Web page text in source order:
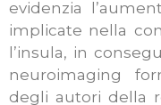
evidenzia
implicate nella
l’insula, in
neuroimaging
degli autori della